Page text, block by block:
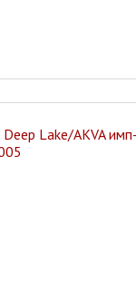
Lake/AKVA имп-